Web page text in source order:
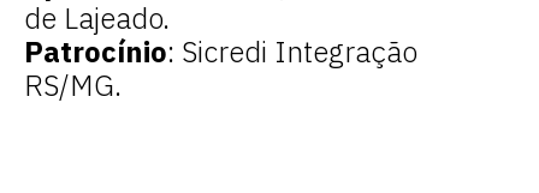
de Lajeado.
Patrocínio: Sicredi Integração
RS/MG.